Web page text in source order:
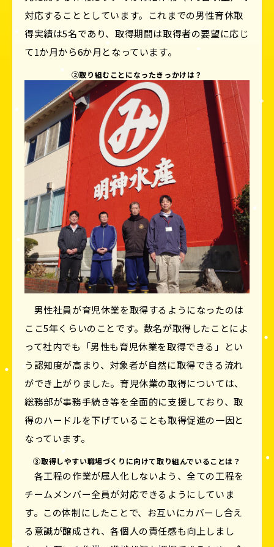
対応することとしています。これまでの男性育休取
得実績は5名であり、取得期間は取得者の要望に応じ
て1か月から6か月となっています。
②取り組むことになったきっかけは？
男性社員が育児休業を取得するようになったのは
ここ5年くらいのことです。数名が取得したことによ
って社内でも「男性も育児休業を取得できる」とい
う認知度が高まり、対象者が自然に取得できる流れ
ができ上がりました。育児休業の取得については、
総務部が事務手続き等を全面的に支援しており、取
得のハードルを下げていることも取得促進の一因と
なっています。
③取得しやすい職場づくりに向けて取り組んでいることは？
各工程の作業が属人化しないよう、全ての工程を
チームメンバー全員が対応できるようにしていま
す。この体制にしたことで、お互いにカバーし合え
る意識が醸成され、各個人の責任感も向上しまし